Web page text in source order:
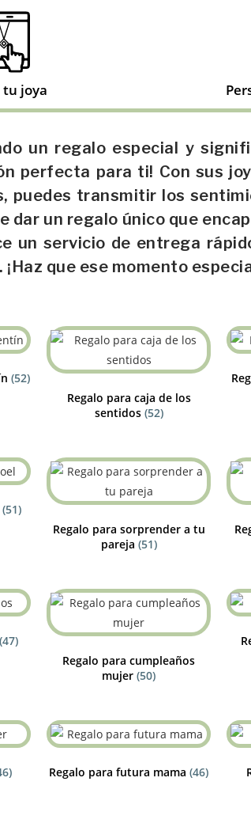
tu joya
un regalo especial y
perfecta para ti! Con sus
puedes transmitir los
dar un regalo único que
un servicio de entrega
¡Haz que ese momento
(52)
Regalo para caja de los
sentidos (52)
(51)
Regalo para sorprender a tu
pareja (51)
(47)
Regalo para cumpleaños
mujer (50)
Regalo para futura mama (46)